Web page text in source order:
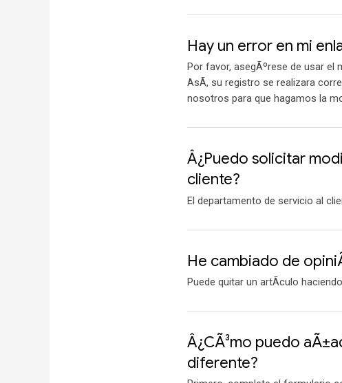
Hay un error en mi
Por favor, asegÃºrese de usar
AsÃ­, su registro se realizara
nosotros para que hagamos la
Â¿Puedo solicitar
cliente?
El departamento de servicio al
He cambiado de
Puede quitar un artÃ­culo
Â¿CÃ³mo puedo
diferente?